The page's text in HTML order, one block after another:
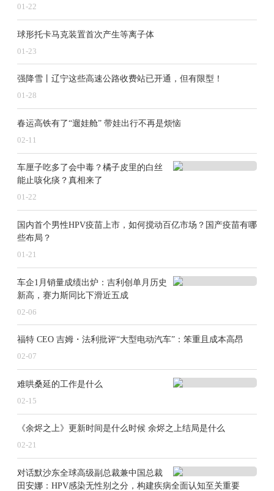
其材料在等离子体轰击下的性能演化关系着聚变堆的安
全运行。超导直线等离子体装置能够稳定且持续产生高
密度等离子体，显著提升偏滤器材料测试效率。
等离子体所聚变堆材料及部件研究室主任周海山介绍，
依托超导直线等离子体装置，科研人员能够模拟聚变堆
偏滤器的严苛环境和极端条件，深入研究材料在高热流
的选择和部件优化提供关键可靠的数据支持。
料及部件的研发与测试提供了世界一流的实验条件，也
为国内外材料科学、等离子体物理等相关领域提供了一
01-22
球形托卡马克装置首次产生等离子体
01-23
强降雪丨辽宁这些高速公路收费站已开通，但有限型！
01-28
春运高铁有了“遛娃舱” 带娃出行不再是烦恼
02-11
车厘子吃多了会中毒？橘子皮里的白丝
能止咳化痰？真相来了
01-22
国内首个男性HPV疫苗上市，如何搅动百亿市场？国产疫苗有哪
些布局？
01-21
车企1月销量成绩出炉：吉利创单月历史
新高，赛力斯同比下滑近五成
02-06
福特 CEO 吉姆・法利批评“大型电动汽车”：笨重且成本高昂
02-07
难哄桑延的工作是什么
02-15
《余烬之上》更新时间是什么时候 余烬之上结局是什么
02-21
对话默沙东全球高级副总裁兼中国总裁
田安娜：HPV感染无性别之分，构建疾病全面认知至关重要